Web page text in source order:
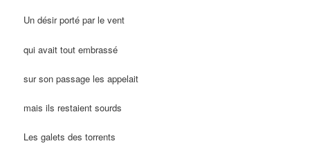
Un désir porté par le vent
qui avait tout embrassé
sur son passage les appelait
mais ils restaient sourds
Les galets des torrents